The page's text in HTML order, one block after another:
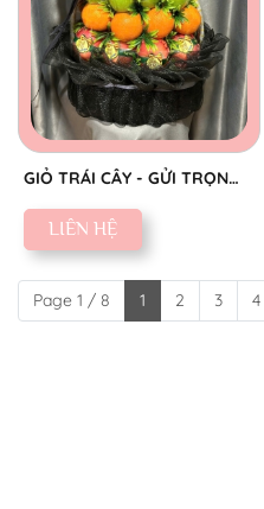
GIỎ TRÁI CÂY - GỬI TRỌN
THÀNH KÍNH
LIÊN HỆ
Page 1 / 8 1 2 3 4